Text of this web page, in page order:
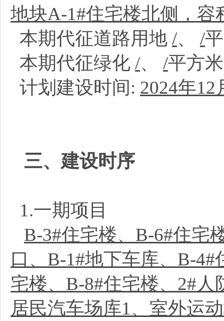
地块A-1#住宅楼北侧，容
本期代征道路用地 /、 /
本期代征绿化 /、 /平方
计划建设时间: 2024年12
三、建设时序
1.一期项目
B-3#住宅楼、B-6#住宅
口、B-1#地下车库、B-
宅楼、B-8#住宅楼、2#人
居民汽车场库1、室外运